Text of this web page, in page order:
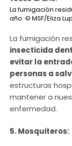
La fumigación
año. © MSF/Eliza
La fumigación
insecticida
evitar la
personas a
estructuras
mantener a
enfermedad.
5. Mosquiteros: